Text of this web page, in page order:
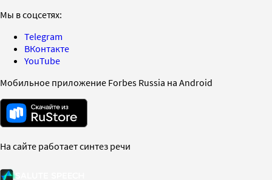
Мы в соцсетях:
Telegram
ВКонтакте
YouTube
Мобильное приложение Forbes Russia на Android
На сайте работает синтез речи